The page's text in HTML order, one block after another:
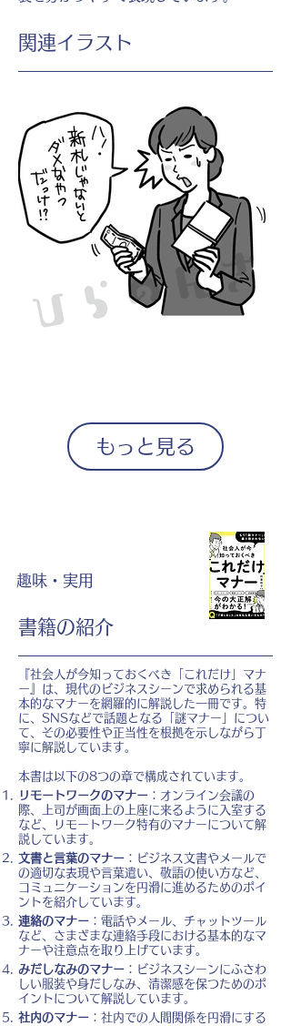
​関連イラスト
もっと見る
趣味・実用
書籍の紹介
『社会人が今知っておくべき「これだけ」マナ
ー』は、現代のビジネスシーンで求められる基
本的なマナーを網羅的に解説した一冊です。特
に、SNSなどで話題となる「謎マナー」につい
て、その必要性や正当性を根拠を示しながら丁
寧に解説しています。
本書は以下の8つの章で構成されています。
リモートワークのマナー ：オンライン会議の
際、上司が画面上の上座に来るように入室する
など、リモートワーク特有のマナーについて解
説しています。
文書と言葉のマナー ：ビジネス文書やメールで
の適切な表現や言葉遣い、敬語の使い方など、
コミュニケーションを円滑に進めるためのポイ
ントを紹介しています。
連絡のマナー ：電話やメール、チャットツール
など、さまざまな連絡手段における基本的なマ
ナーや注意点を取り上げています。
みだしなみのマナー ：ビジネスシーンにふさわ
しい服装や身だしなみ、清潔感を保つためのポ
イントについて解説しています。
社内のマナー ：社内での人間関係を円滑にする